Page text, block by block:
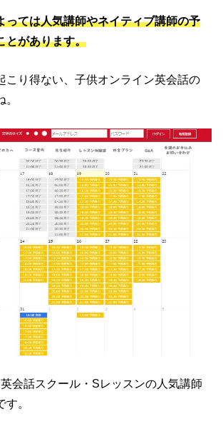
っては人気講師やネイティブ講師の予
とがあります。
こり得ない、子供オンライン英会話の
会話スクール・Sレッスンの人気講師
。